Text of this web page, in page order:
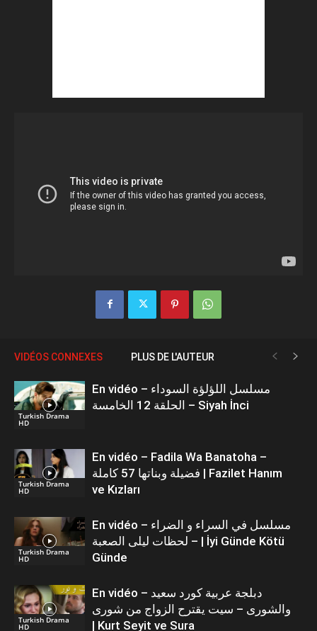
VIDÉOS CONNEXES PLUS DE L'AUTEUR
Turkish Drama
HD
En vidéo – مسلسل اللؤلؤة السوداء
الحلقة 12 الخامسة – Siyah İnci
Turkish Drama
HD
En vidéo – Fadila Wa Banatoha –
فضيلة وبناتها 57 كاملة | Fazilet Hanım
ve Kızları
Turkish Drama
HD
En vidéo – مسلسل في السراء و الضراء
– لحظات ليلى الصعبة | İyi Günde Kötü
Günde
Turkish Drama
HD
En vidéo – دبلجة عربية كورد سعيد
والشورى – سيت يقترح الزواج من شورى
| Kurt Seyit ve Sura